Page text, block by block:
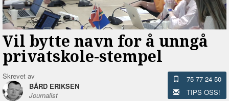
Vil bytte navn for å unngå
privatskole-stempel
Skrevet av
BÅRD ERIKSEN
Journalist
75 77 24 50
TIPS OSS!